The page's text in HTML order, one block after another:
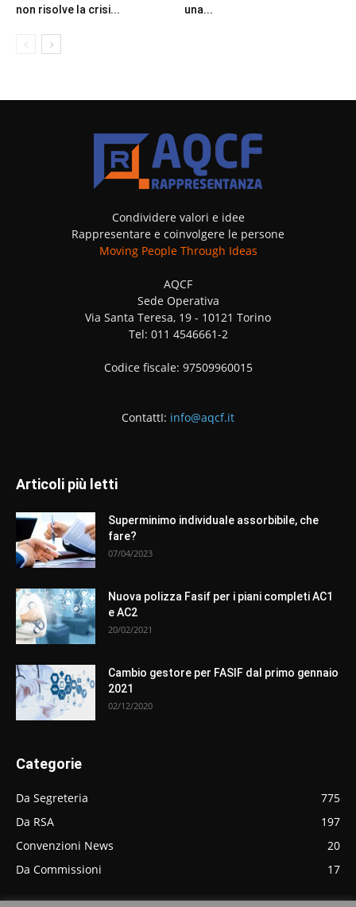
non risolve la crisi...
una...
Condividere valori e idee
Rappresentare e coinvolgere le persone
Moving People Through Ideas
AQCF
Sede Operativa
Via Santa Teresa, 19 - 10121 Torino
Tel: 011 4546661-2
Codice fiscale: 97509960015
ContattI: info@aqcf.it
Articoli più letti
Superminimo individuale assorbibile, che
fare?
07/04/2023
Nuova polizza Fasif per i piani completi AC1
e AC2
20/02/2021
Cambio gestore per FASIF dal primo gennaio
2021
02/12/2020
Categorie
Da Segreteria
775
Da RSA
197
Convenzioni News
20
Da Commissioni
17